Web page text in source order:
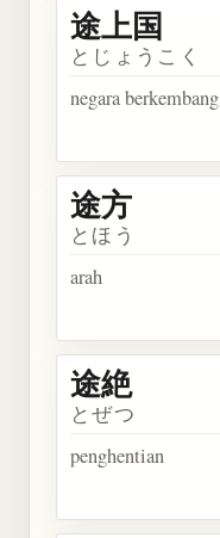
途上国
とじょうこく
negara berkembang
途方
とほう
arah
途絶
とぜつ
penghentian